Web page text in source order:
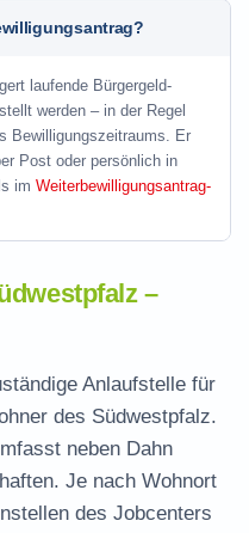
laufende Bürgergeld-
werden – in der Regel
Bewilligungszeitraums. Er
Post oder persönlich in
im Weiterbewilligungsantrag-
–
Anlaufstelle für
des Südwestpfalz.
neben Dahn
Je nach Wohnort
des Jobcenters